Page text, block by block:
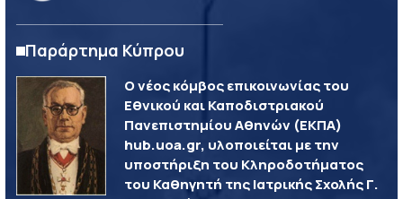
Παράρτημα Κύπρου
Ο νέος κόμβος επικοινωνίας του
Εθνικού και Καποδιστριακού
Πανεπιστημίου Αθηνών (ΕΚΠΑ)
hub.uoa.gr, υλοποιείται με την
υποστήριξη του Κληροδοτήματος
του Καθηγητή της Ιατρικής Σχολής Γ.